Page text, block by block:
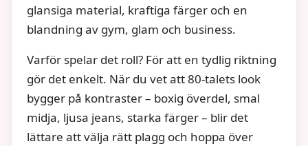
glansiga material, kraftiga färger och en
blandning av gym, glam och business.
Varför spelar det roll? För att en tydlig riktning
gör det enkelt. När du vet att 80-talets look
bygger på kontraster – boxig överdel, smal
midja, ljusa jeans, starka färger – blir det
lättare att välja rätt plagg och hoppa över